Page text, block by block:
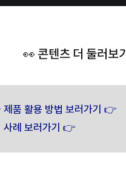
👀 콘텐츠 더 둘러보기
제품 활용 방법 보러가기 👉
사례 보러가기 👉